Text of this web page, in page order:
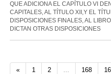
QUE ADICIONA EL CAPÍTULO VI
CAPITALES, AL TÍTULO XII,Y EL
DISPOSICIONES FINALES, AL
DICTAN OTRAS DISPOSICIONES
« 1 2 ... 168